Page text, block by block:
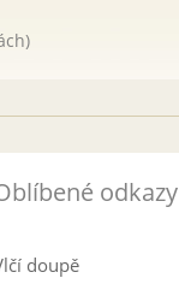
odkazy
doupě